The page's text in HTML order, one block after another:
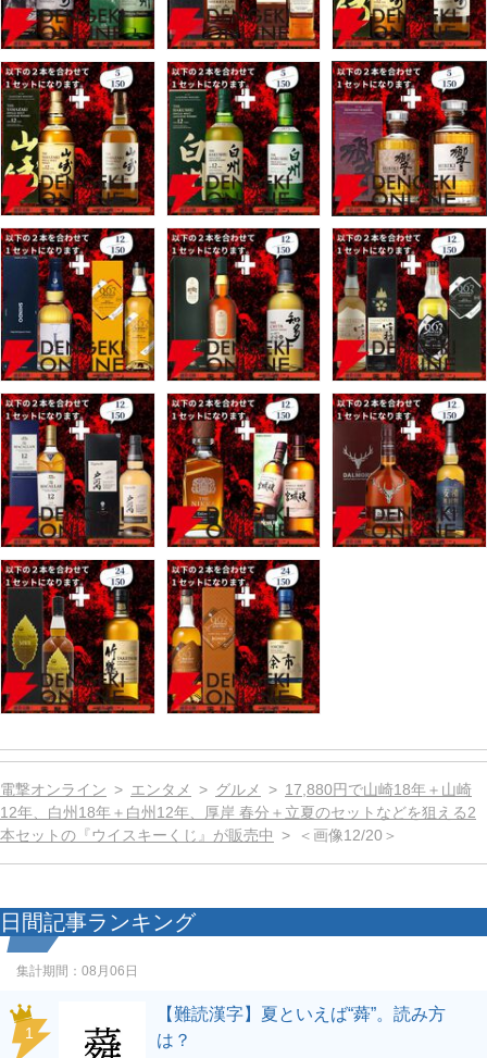
電撃オンライン エンタメ グルメ
17,880円で山崎18年＋山崎
12年、白州18年＋白州12年、厚岸 春分＋立夏のセットなどを狙える2
本セットの『ウイスキーくじ』が販売中
＜画像12/20＞
日間記事ランキング
集計期間： 08月06日
1
【難読漢字】夏といえば“蕣”。読み方
は？